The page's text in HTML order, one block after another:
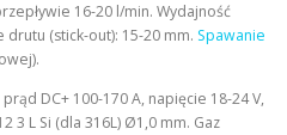
16-20 l/min. Wydajność
drutu (stick-out): 15-20 mm. Spawanie
DC+ 100-170 A, napięcie 18-24 V,
3 L Si (dla 316L) Ø1,0 mm. Gaz